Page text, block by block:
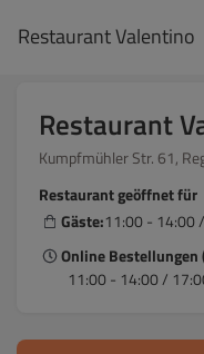
Restaurant Valentino
Restaurant
Kumpfmühler Str. 61,
Restaurant geöffnet für
Gäste:11:00 - 14:00
Online Bestellungen
11:00 - 14:00 /